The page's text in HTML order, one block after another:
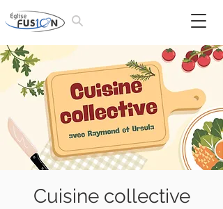
Cuisine collective